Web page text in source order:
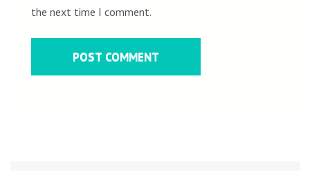
the next time I comment.